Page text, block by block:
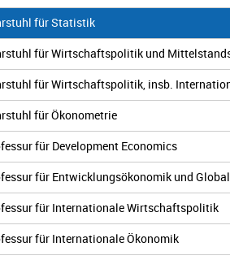
für Statistik
für Wirtschaftspolitik und
für Wirtschaftspolitik, insb.
für Ökonometrie
für Development Economics
für Entwicklungsökonomik und
für Internationale Wirtschaftspolitik
für Internationale Ökonomik